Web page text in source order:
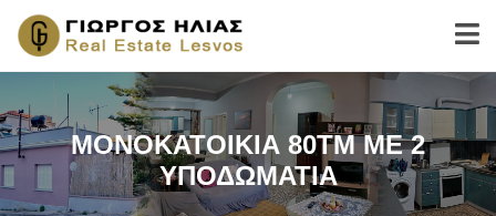
ΜΟΝΟΚΑΤΟΙΚΊΑ 80ΤΜ ΜΕ 2
ΥΠΟΔΩΜΆΤΙΑ